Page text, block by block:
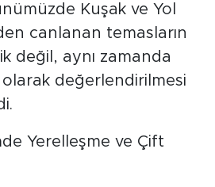
Kuşak ve Yol
canlanan temasların
değil, aynı zamanda
değerlendirilmesi
Yerelleşme ve Çift